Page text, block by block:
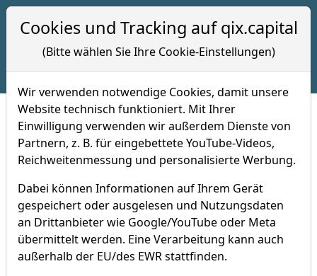
+49 (0) 7121 -8208028
TraderFox High-Quality Alpha
Selection
Der US Qualitätsaktien-Index
Aktueller Kurs (07.08.2026, 20:29 Uhr)
46.995,54
+0,67 %
Cookies und Tracking auf qix.capital
(Bitte wählen Sie Ihre Cookie-Einstellungen)
Wir verwenden notwendige Cookies, damit unsere
Website technisch funktioniert. Mit Ihrer
Einwilligung verwenden wir außerdem Dienste von
Partnern, z. B. für eingebettete YouTube-Videos,
Reichweitenmessung und personalisierte Werbung.
Dabei können Informationen auf Ihrem Gerät
gespeichert oder ausgelesen und Nutzungsdaten
an Drittanbieter wie Google/YouTube oder Meta
übermittelt werden. Eine Verarbeitung kann auch
außerhalb der EU/des EWR stattfinden.